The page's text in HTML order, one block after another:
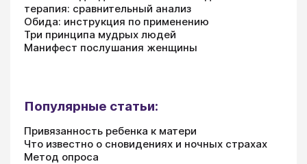
терапия: сравнительный анализ
Обида: инструкция по применению
Три принципа мудрых людей
Манифест послушания женщины
Популярные статьи:
Привязанность ребенка к матери
Что известно о сновидениях и ночных страхах
Метод опроса